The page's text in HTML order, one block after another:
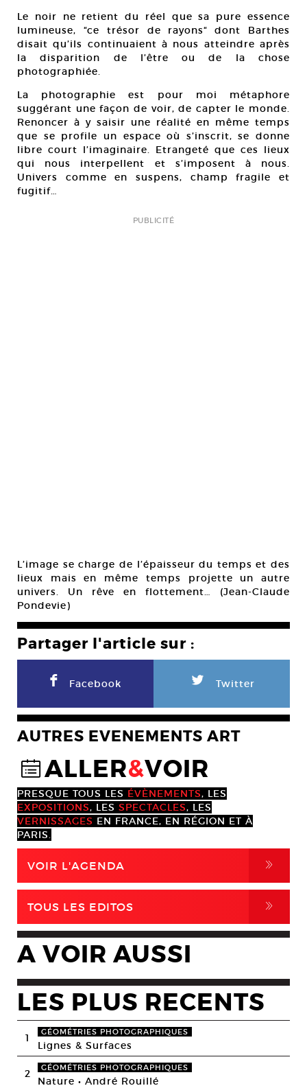
Le noir ne retient du réel que sa pure essence
lumineuse, “ce trésor de rayons“ dont Barthes
disait qu’ils continuaient à nous atteindre après
la disparition de l’être ou de la chose
photographiée.
La photographie est pour moi métaphore
suggérant une façon de voir, de capter le monde.
Renoncer à y saisir une réalité en même temps
que se profile un espace où s’inscrit, se donne
libre court l’imaginaire. Etrangeté que ces lieux
qui nous interpellent et s’imposent à nous.
Univers comme en suspens, champ fragile et
fugitif…
PUBLICITÉ
L’image se charge de l’épaisseur du temps et des
lieux mais en même temps projette un autre
univers. Un rêve en flottement… (Jean-Claude
Pondevie)
Partager l'article sur :
F Facebook L Twitter
AUTRES EVENEMENTS ART
@ALLER&VOIR
PRESQUE TOUS LES ÉVÈNEMENTS, LES
EXPOSITIONS, LES SPECTACLES, LES
VERNISSAGES EN FRANCE, EN RÉGION ET À
PARIS.
VOIR L'AGENDA ,
TOUS LES EDITOS ,
A VOIR AUSSI
LES PLUS RECENTS
1 GÉOMÉTRIES PHOTOGRAPHIQUES
Lignes & Surfaces
2 GÉOMÉTRIES PHOTOGRAPHIQUES
Nature • André Rouillé